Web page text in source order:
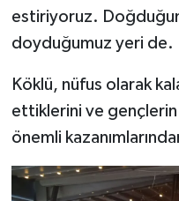
estiriyoruz.
doyduğumuz yeri de.
Köklü, nüfus olarak
ettiklerini ve gençlerin
önemli